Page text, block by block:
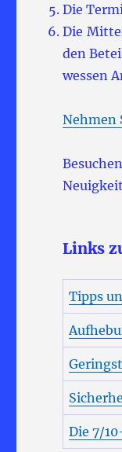
Die
Die
den
wessen
Nehmen
Links
Tipps
Die 7/